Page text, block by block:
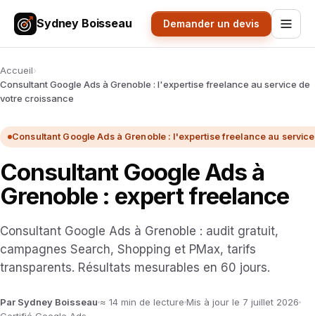
Sydney Boisseau Demander un devis
Accueil›
Consultant Google Ads à Grenoble : l'expertise freelance au service de
votre croissance
Consultant Google Ads à Grenoble : l'expertise freelance au
Consultant Google Ads à
Grenoble : expert freelance
Consultant Google Ads à Grenoble : audit gratuit,
campagnes Search, Shopping et PMax, tarifs
transparents. Résultats mesurables en 60 jours.
Par Sydney Boisseau ≈ 14 min de lecture Mis à jour le 7 juillet 2026